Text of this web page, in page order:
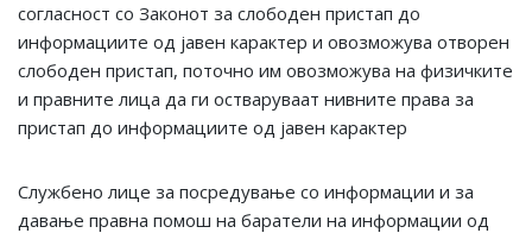
согласност со Законот за слободен пристап до
информациите од јавен карактер и овозможува отворен
слободен пристап, поточно им овозможува на физичките
и правните лица да ги остваруваат нивните права за
пристап до информациите од јавен карактер
Службенo лицe за посредување со информации и за
давање правна помош на баратели на информации од